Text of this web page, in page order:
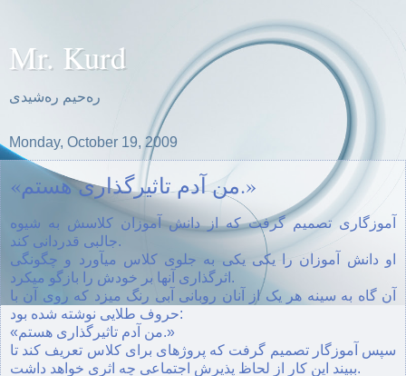
Mr. Kurd
ره‌حیم ره‌شیدی
Monday, October 19, 2009
«من آدم تاثیرگذارى هستم.»
آموزگارى تصمیم گرفت که از دانش آموزان کلاسش به شیوه
جالبى قدردانى کند.
او دانش آموزان را یکی یکى به جلوى کلاس میآورد و چگونگى
اثرگذارى آنها بر خودش را بازگو میکرد.
آن گاه به سینه هر یک از آنان روبانى آبى رنگ میزد که روى آن با
حروف طلایى نوشته شده بود:
«من آدم تاثیرگذارى هستم.»
سپس آموزگار تصمیم گرفت که پروژهاى براى کلاس تعریف کند تا
ببیند این کار از لحاظ پذیرش اجتماعى چه اثرى خواهد داشت.